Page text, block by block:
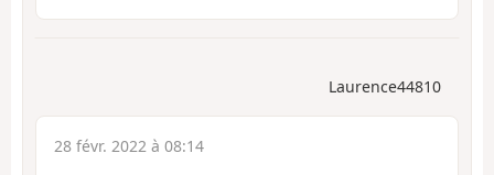
Laurence44810
28 févr. 2022 à 08:14